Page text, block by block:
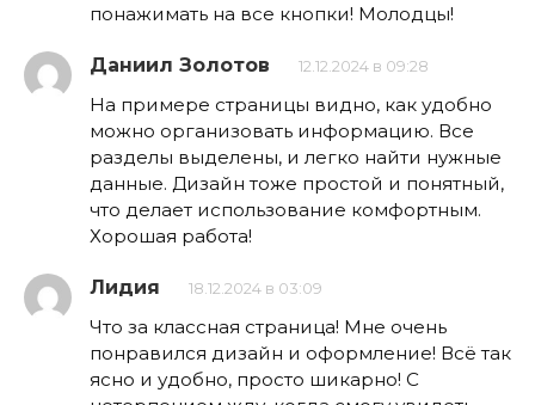
понажимать на все кнопки! Молодцы!
Даниил Золотов 12.12.2024 в 09:28
На примере страницы видно, как удобно
можно организовать информацию. Все
разделы выделены, и легко найти нужные
данные. Дизайн тоже простой и понятный,
что делает использование комфортным.
Хорошая работа!
Лидия 18.12.2024 в 03:09
Что за классная страница! Мне очень
понравился дизайн и оформление! Всё так
ясно и удобно, просто шикарно! С